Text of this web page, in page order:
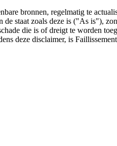
bronnen, regelmatig te
staat zoals deze is ("As is"),
die is of dreigt te worden
deze disclaimer, is